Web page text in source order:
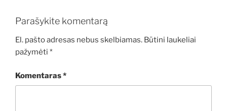
Parašykite komentarą
El. pašto adresas nebus skelbiamas. Būtini laukeliai
pažymėti *
Komentaras*